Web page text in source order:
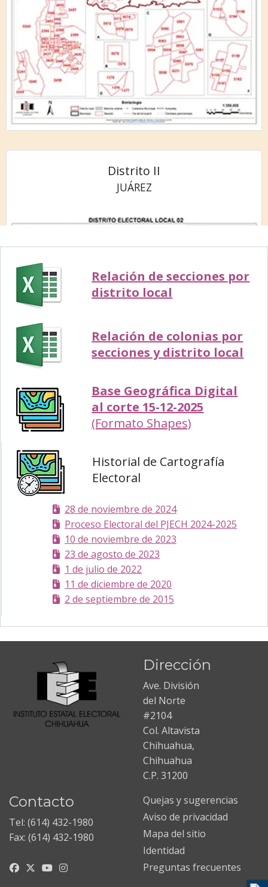
Distrito II
JUÁREZ
Distrito III
Relación de secciones por
distrito local
Relación de colonias por
secciones y distrito local
Base Geográfica Digital
al corte 15-12-2025
(Formato Shapes)
Historial de Cartografía
Electoral
28 de noviembre de 2024
Proceso Electoral del PJECH 2024-2025
10 de noviembre de 2023
23 de agosto de 2023
1 de julio de 2022
11 de diciembre de 2020
2 de septiembre de 2015
Dirección
Ave. División
del Norte
#2104
Col. Altavista
Chihuahua,
Chihuahua
C.P. 31200
Contacto
Tel: (614) 432-1980
Fax: (614) 432-1980
Quejas y sugerencias
Aviso de privacidad
Mapa del sitio
Identidad
Preguntas frecuentes